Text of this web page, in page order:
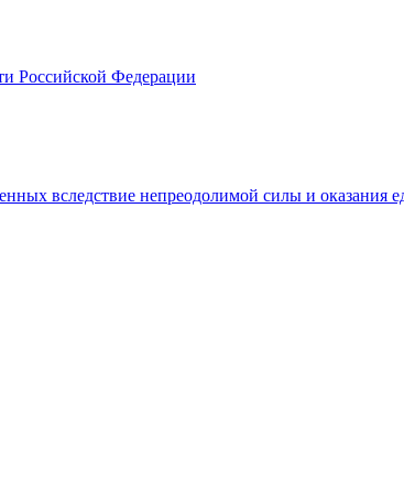
Российской Федерации
вследствие непреодолимой силы и оказания